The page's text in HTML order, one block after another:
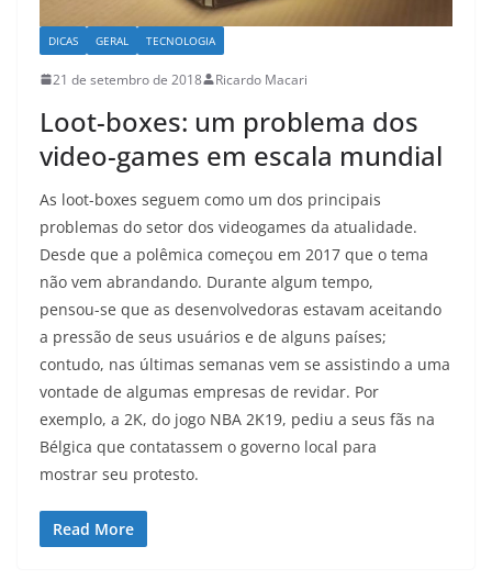
DICAS GERAL TECNOLOGIA
21 de setembro de 2018 Ricardo Macari
Loot-boxes: um problema dos
video-games em escala mundial
As loot-boxes seguem como um dos principais
problemas do setor dos videogames da atualidade.
Desde que a polêmica começou em 2017 que o tema
não vem abrandando. Durante algum tempo,
pensou-se que as desenvolvedoras estavam aceitando
a pressão de seus usuários e de alguns países;
contudo, nas últimas semanas vem se assistindo a uma
vontade de algumas empresas de revidar. Por
exemplo, a 2K, do jogo NBA 2K19, pediu a seus fãs na
Bélgica que contatassem o governo local para
mostrar seu protesto.
Read More